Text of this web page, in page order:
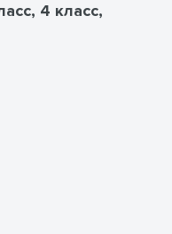
4 класс,